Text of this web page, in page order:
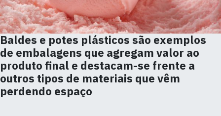
Baldes e potes plásticos são exemplos
de embalagens que agregam valor ao
produto final e destacam-se frente a
outros tipos de materiais que vêm
perdendo espaço